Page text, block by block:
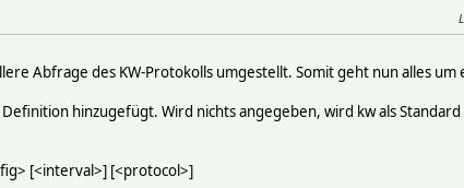
Abfrage des KW-Protokolls umgestellt. Somit geht nun alles
hinzugefügt. Wird nichts angegeben, wird kw als
[<interval>] [<protocol>]